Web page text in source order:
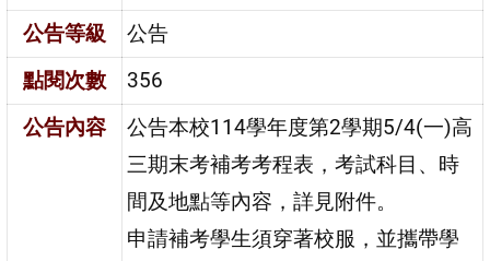
公告等級
公告
點閱次數
356
公告內容
公告本校114學年度第2學期5/4(一)高
三期末考補考考程表，考試科目、時
間及地點等內容，詳見附件。
申請補考學生須穿著校服，並攜帶學